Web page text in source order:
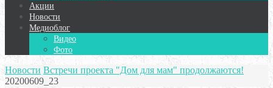
Акции
Новости
Медиоблог
Видео
Фото
Новости Встречи проекта "Дом для мам" продолжаются!
20200609_23